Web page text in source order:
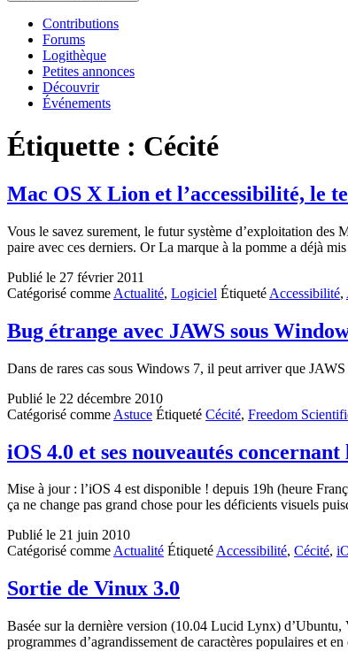
Contributions
Forums
Logithèque
Petites annonces
Découvrir
Événements
Étiquette : Cécité
Mac OS X Lion et l’accessibilité, le
Vous le savez surement, le futur système d’exploitation des
paire avec ces derniers. Or La marque à la pomme a déjà
Publié le 27 février 2011
Catégorisé comme Actualité, Logiciel Étiqueté Accessibilité,
Bug étrange avec JAWS sous
Dans de rares cas sous Windows 7, il peut arriver que
Publié le 22 décembre 2010
Catégorisé comme Astuce Étiqueté Cécité, Freedom
iOS 4.0 et ses nouveautés
Mise à jour : l’iOS 4 est disponible ! depuis 19h (heure
ça ne change pas grand chose pour les déficients visuels
Publié le 21 juin 2010
Catégorisé commeActualité ÉtiquetéAccessibilité, Cécité,
Sortie de Vinux 3.0
Basée sur la dernière version (10.04 Lucid Lynx)
programmes d’agrandissement de caractères populaires et